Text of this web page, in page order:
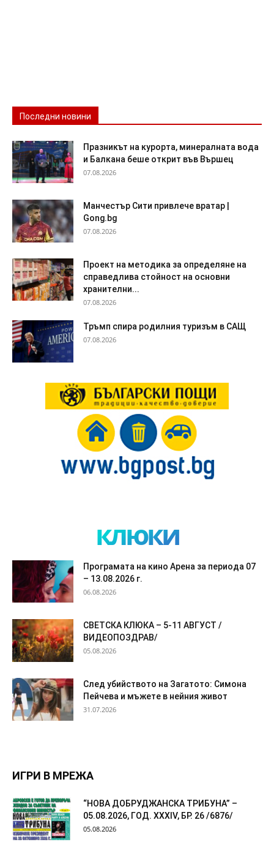
Последни новини
Празникът на курорта, минералната вода
и Балкана беше открит във Вършец
07.08.2026
Манчестър Сити привлече вратар |
Gong.bg
07.08.2026
Проект на методика за определяне на
справедлива стойност на основни
хранителни...
07.08.2026
Тръмп спира родилния туризъм в САЩ
07.08.2026
клюки
Програмата на кино Арена за периода 07
– 13.08.2026 г.
06.08.2026
СВЕТСКА КЛЮКА – 5-11 АВГУСТ /
ВИДЕОПОЗДРАВ/
05.08.2026
След убийството на Загатото: Симона
Пейчева и мъжете в нейния живот
31.07.2026
ИГРИ В МРЕЖА
“НОВА ДОБРУДЖАНСКА ТРИБУНА” –
05.08.2026, ГОД. XXХIV, БР. 26 /6876/
05.08.2026